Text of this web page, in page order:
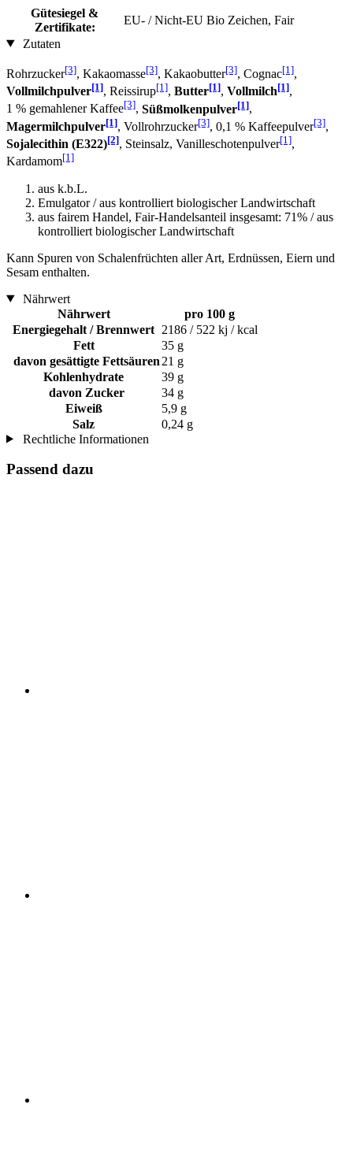
Gütesiegel &
Zertifikate:
EU- / Nicht-EU Bio Zeichen, Fair
Zutaten
Rohrzucker[3], Kakaomasse[3], Kakaobutter[3], Cognac[1],
Vollmilchpulver[1], Reissirup[1], Butter[1], Vollmilch[1],
1 % gemahlener Kaffee[3], Süßmolkenpulver[1],
Magermilchpulver[1], Vollrohrzucker[3], 0,1 % Kaffeepulver[3],
Sojalecithin (E322)[2], Steinsalz, Vanilleschotenpulver[1],
Kardamom[1]
aus k.b.L.
Emulgator / aus kontrolliert biologischer Landwirtschaft
aus fairem Handel, Fair-Handelsanteil insgesamt: 71% / aus
kontrolliert biologischer Landwirtschaft
Kann Spuren von Schalenfrüchten aller Art, Erdnüssen, Eiern und
Sesam enthalten.
Nährwert
Nährwert
pro 100 g
Energiegehalt / Brennwert 2186 / 522 kj / kcal
Fett
35 g
davon gesättigte Fettsäuren 21 g
Kohlenhydrate
39 g
davon Zucker
34 g
Eiweiß
5,9 g
Salz
0,24 g
Rechtliche Informationen
Passend dazu